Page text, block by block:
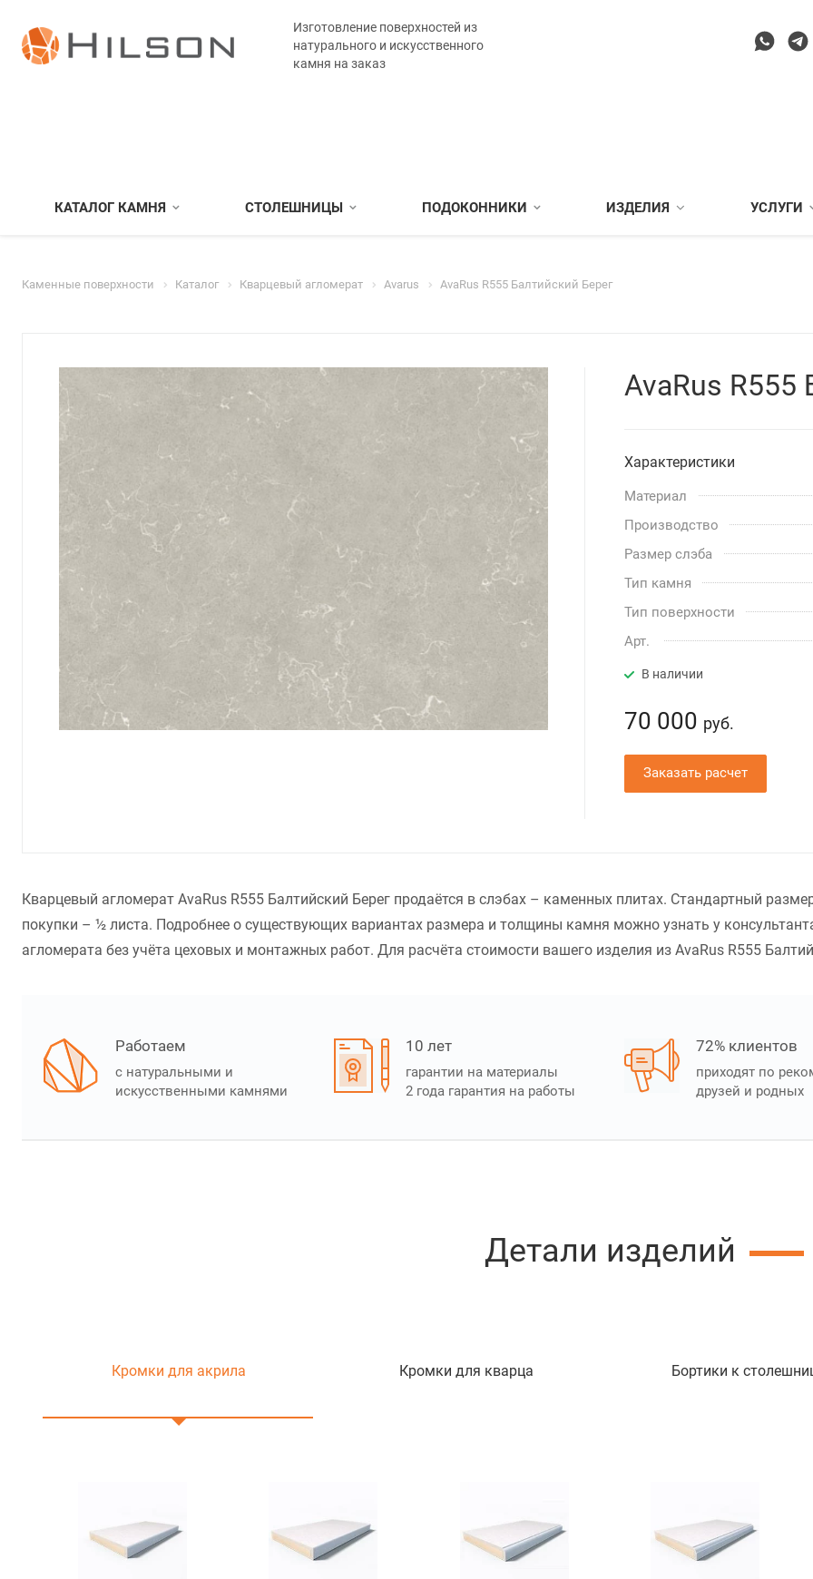
Изготовление поверхностей из
натурального и искусственного
камня на заказ
КАТАЛОГ КАМНЯ СТОЛЕШНИЦЫ ПОДОКОННИКИ ИЗДЕЛИЯ УСЛУГИ
Каменные поверхности Каталог Кварцевый агломерат Avarus AvaRus R555 Балтийский Берег
AvaRus R555
Характеристики
Материал
Производство
Размер слэба
Тип камня
Тип поверхности
Арт.
В наличии
70 000 руб.
Заказать расчет
Кварцевый агломерат AvaRus R555 Балтийский Берег продаётся в слэбах – каменных плитах. Стандартный
покупки – ½ листа. Подробнее о существующих вариантах размера и толщины камня можно узнать у
агломерата без учёта цеховых и монтажных работ. Для расчёта стоимости вашего изделия из AvaRus R555
Работаем
с натуральными и
искусственными камнями
10 лет
гарантии на материалы
2 года гарантия на работы
72% клиентов
приходят по
друзей и родных
Детали изделий
Кромки для акрила Кромки для кварца Бортики к